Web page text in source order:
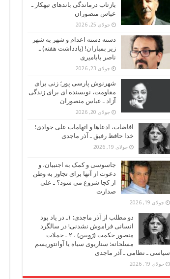
بازتاب درماندگی باندهای تبهکار ـ
عباس منصوران
جولای 25, 2026
دسته دسته اعدام و شهر به شهر
زیر بمباران! (یادداشت هفته) ـ
ناصر بابامیری
جولای 23, 2026
شهرنوش پارسی پور؛ زنی برای
مقاومت، نویسنده ای برای زندگی
آزاد ـ عباس منصوران
جولای 20, 2026
افاضات، ادعاها و اتهامات علی جوادی؛
خدا حافظ رفیق ـ آذر ماجدی
جولای 19, 2026
جاسوسی و کمک به اجنبیان، و
دعوت از آنها برای تجاوز به وطن
از کجا شروع می شود؟ ـ علی
صدارت
جولای 19, 2026
دو مطلب از آذر ماجدی: ۱ـ در یاد بود
انسانی فراموش نشدنی! در سالگرد
منصور حکمت (ژوبین) ، ۲ ـ حملات
مسلحانه: سناریوی سیاه یا آوانتوریسم
سیاسی ـ نظامی ـ آذر ماجدی
جولای 19, 2026